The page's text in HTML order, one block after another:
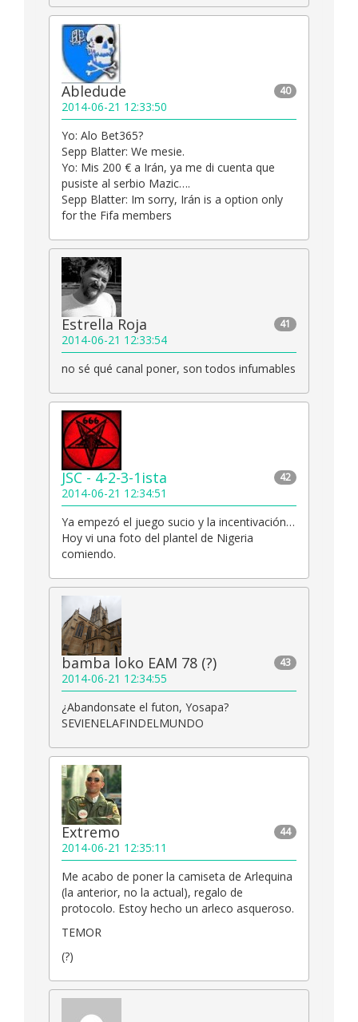
40
Abledude
2014-06-21 12:33:50
Yo: Alo Bet365?
Sepp Blatter: We mesie.
Yo: Mis 200 € a Irán, ya me di cuenta que
pusiste al serbio Mazic….
Sepp Blatter: Im sorry, Irán is a option only
for the Fifa members
41
Estrella Roja
2014-06-21 12:33:54
no sé qué canal poner, son todos infumables
42
JSC - 4-2-3-1ista
2014-06-21 12:34:51
Ya empezó el juego sucio y la incentivación…
Hoy vi una foto del plantel de Nigeria
comiendo.
43
bamba loko EAM 78 (?)
2014-06-21 12:34:55
¿Abandonsate el futon, Yosapa?
SEVIENELAFINDELMUNDO
44
Extremo
2014-06-21 12:35:11
Me acabo de poner la camiseta de Arlequina
(la anterior, no la actual), regalo de
protocolo. Estoy hecho un arleco asqueroso.
TEMOR
(?)